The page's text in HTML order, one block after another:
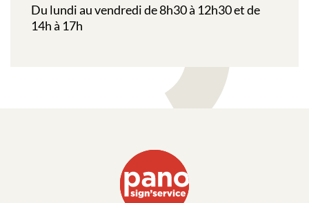
Du lundi au vendredi de 8h30 à 12h30 et de
14h à 17h